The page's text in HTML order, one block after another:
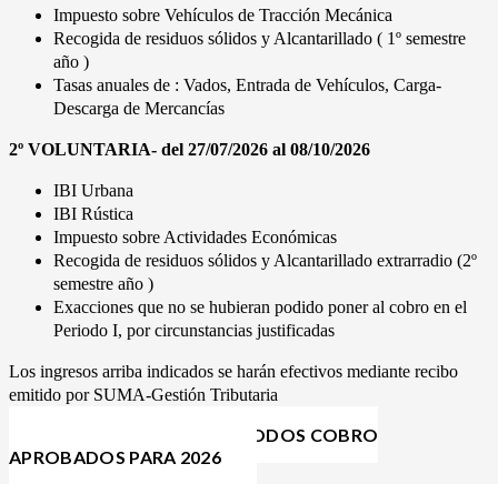
Impuesto sobre Vehículos de Tracción Mecánica
Recogida de residuos sólidos y Alcantarillado ( 1º semestre
año )
Tasas anuales de : Vados, Entrada de Vehículos, Carga-
Descarga de Mercancías
2º VOLUNTARIA- del 27/07/2026 al 08/10/2026
IBI Urbana
IBI Rústica
Impuesto sobre Actividades Económicas
Recogida de residuos sólidos y Alcantarillado extrarradio (2º
semestre año )
Exacciones que no se hubieran podido poner al cobro en el
Periodo I, por circunstancias justificadas
Los ingresos arriba indicados se harán efectivos mediante recibo
emitido por SUMA-Gestión Tributaria
ANUNCIO PLAZOS PERIODOS COBRO
APROBADOS PARA 2026